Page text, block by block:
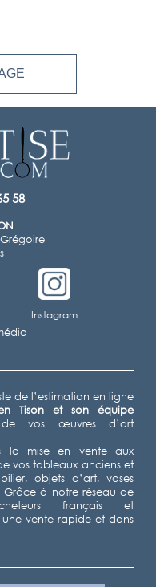
PAGE
58
Instagram
de l’estimation en ligne
Tison
et son équipe
vos œuvres d’art
la mise en vente aux
vos tableaux anciens et
objets d’art, vases
Grâce à notre réseau de
français et
une vente rapide et dans